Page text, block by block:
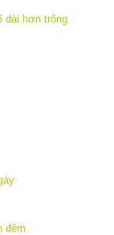
dài hơn trông
đêm